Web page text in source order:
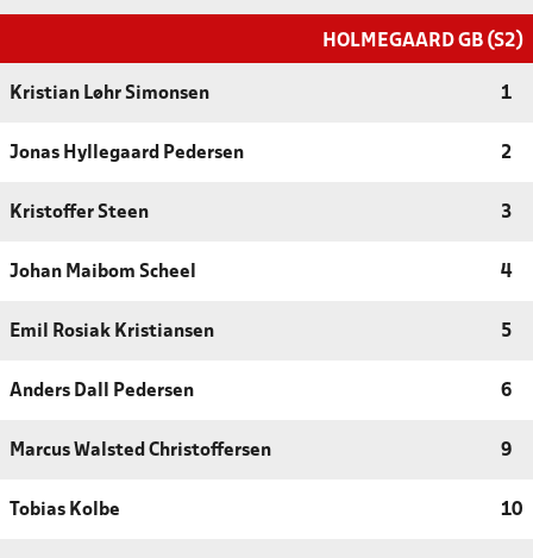
HOLMEGAARD GB (S2)
Kristian Løhr Simonsen 1
Jonas Hyllegaard Pedersen 2
Kristoffer Steen 3
Johan Maibom Scheel 4
Emil Rosiak Kristiansen 5
Anders Dall Pedersen 6
Marcus Walsted Christoffersen 9
Tobias Kolbe 10